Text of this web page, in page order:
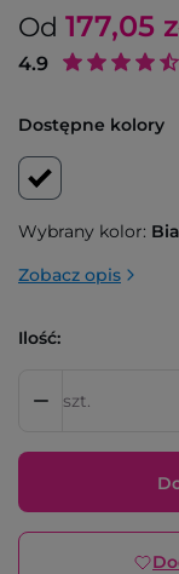
Od 177,05
4.9
Dostępne kolory
Wybrany kolor:
Zobacz opis
Ilość:
szt.